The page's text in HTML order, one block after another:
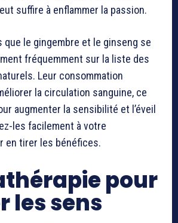
suffire à enflammer la passion.
que le gingembre et le ginseng se
fréquemment sur la liste des
Leur consommation
la circulation sanguine, ce
augmenter la sensibilité et l’éveil
les facilement à votre
en tirer les bénéfices.
pour
les sens